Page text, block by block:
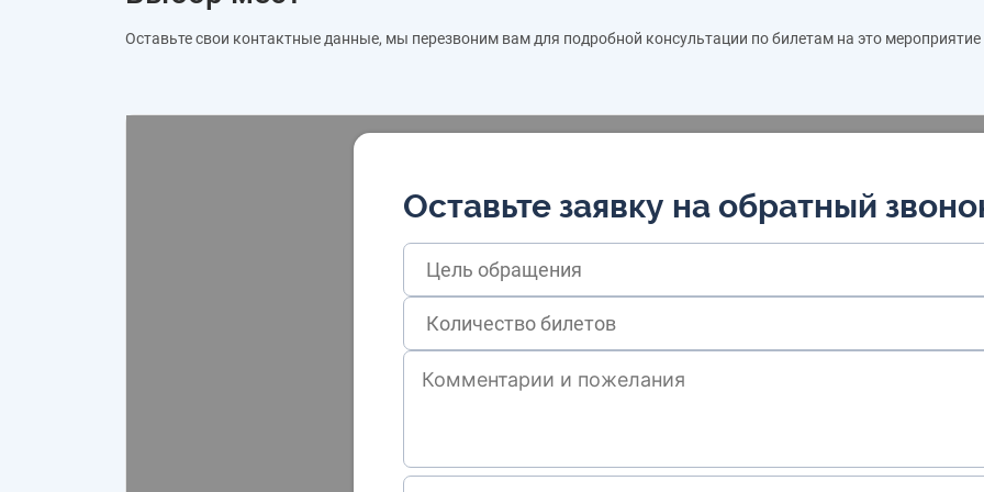
Оставьте свои контактные данные, мы перезвоним вам для подробной консультации по билетам на это мероприятие
Оставьте заявку на обратный
Цель обращения